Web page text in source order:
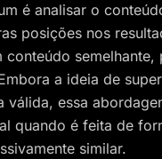
é analisar o
posições nos
conteúdo semelhante,
a ideia de
válida, essa
quando é feita de
similar.